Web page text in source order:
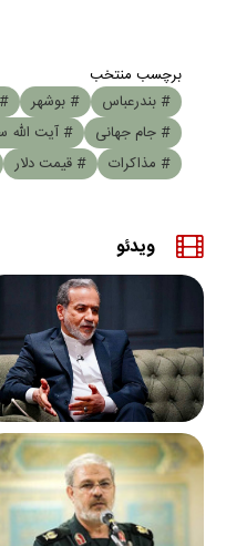
برچسب منتخب
# بندرعباس
# بوشهر
# جام جهانی
# آیت الله
# مذاکرات
# قیمت دلار
ویدئو